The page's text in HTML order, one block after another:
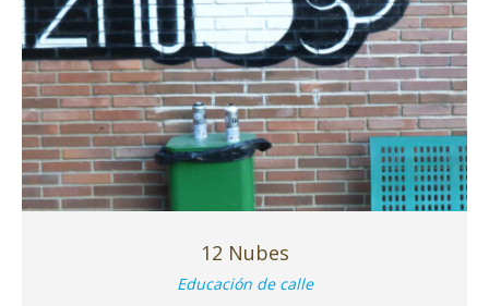
12 Nubes
Educación de calle